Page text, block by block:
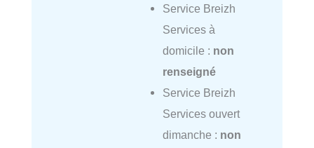
Service Breizh
Services à
domicile : non
renseigné
Service Breizh
Services ouvert
dimanche : non